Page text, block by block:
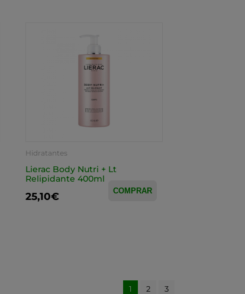
Hidratantes
Lierac Body Nutri + Lt
Relipidante 400ml
25,10€ COMPRAR
1 2 3